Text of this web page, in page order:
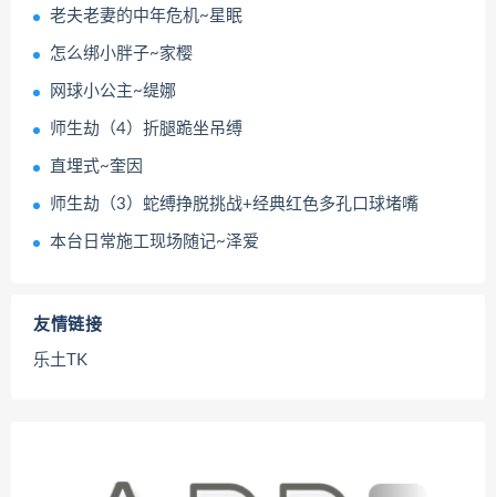
老夫老妻的中年危机~星眠
怎么绑小胖子~家樱
网球小公主~缇娜
师生劫（4）折腿跪坐吊缚
直埋式~奎因
师生劫（3）蛇缚挣脱挑战+经典红色多孔口球堵嘴
本台日常施工现场随记~泽爱
友情链接
乐土TK